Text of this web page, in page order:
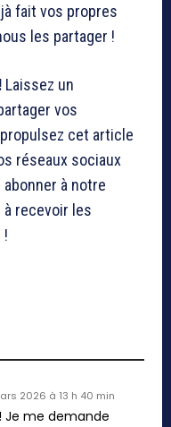
fait vos propres
les partager !
Laissez un
vos
cet article
réseaux sociaux
abonner à notre
recevoir les
!
2026 à 13 h 40 min
Je me demande